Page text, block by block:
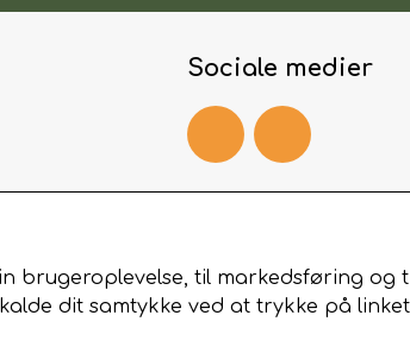
Sociale medier
brugeroplevelse, til markedsføring og
dit samtykke ved at trykke på